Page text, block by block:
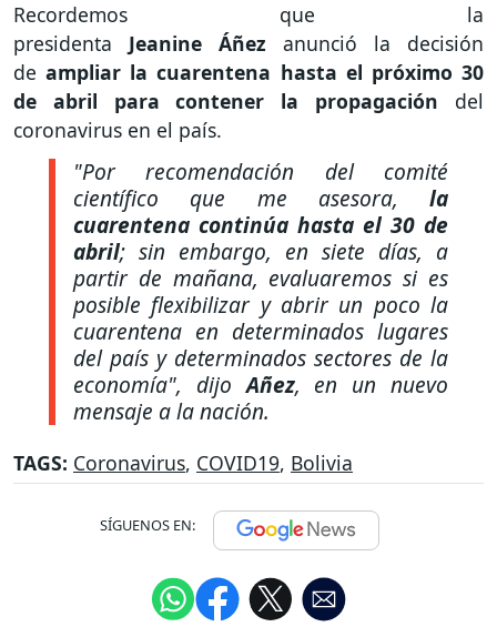
Recordemos que la
presidenta Jeanine Áñez anunció la decisión
deampliar la cuarentena hasta el próximo 30
de abril para contener la propagación del
coronavirus en el país.
"Por recomendación del comité
científico que me asesora, la
cuarentena continúa hasta el 30 de
abril; sin embargo, en siete días, a
partir de mañana, evaluaremos si es
posible flexibilizar y abrir un poco la
cuarentena en determinados lugares
del país y determinados sectores de la
economía", dijoAñez, en un nuevo
mensaje a la nación.
TAGS: Coronavirus, COVID19, Bolivia
SÍGUENOS EN: